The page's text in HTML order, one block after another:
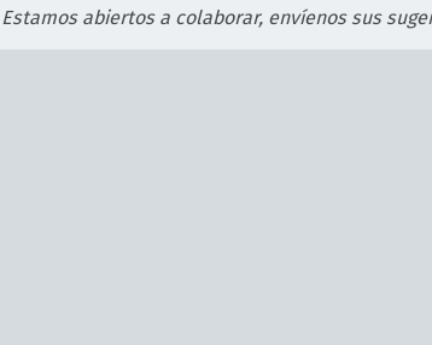
Estamos abiertos a colaborar, envíenos sus